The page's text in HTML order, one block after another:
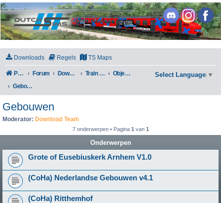
DutchSims
Downloads Regels TS Maps
Portal Forum Downloads Train Simulator Classic
Objecten
Gebouwen
Select Language ▼
Gebouwen
Moderator: Download Team
7 onderwerpen • Pagina 1 van 1
Onderwerpen
Grote of Eusebiuskerk Arnhem V1.0
(CoHa) Nederlandse Gebouwen v4.1
(CoHa) Ritthemhof